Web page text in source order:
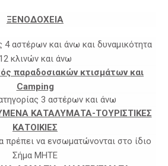
ΞΕΝΟΔΟΧΕΙΑ
4 αστέρων και άνω και δυναμικότητα
12 κλινών και άνω
παραδοσιακών κτισμάτων και
Camping
3 αστέρων και άνω
ΚΑΤΑΛΥΜΑΤΑ-ΤΟΥΡΙΣΤΙΚΕΣ
ΚΑΤΟΙΚΙΕΣ
πρέπει να ενσωματώνονται στο ίδιο
Σήμα ΜΗΤΕ